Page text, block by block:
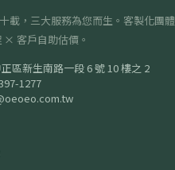
載，三大服務為您而生。客製化團體
客戶自助估價。
區新生南路一段 6 號 10 樓之 2
1277